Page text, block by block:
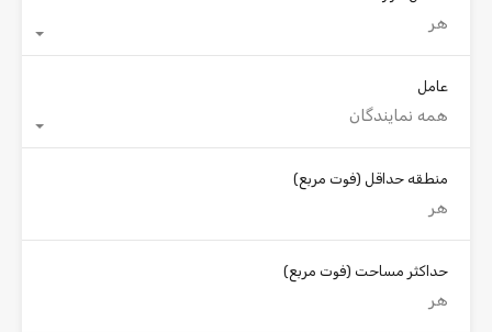
هر
عامل
همه نمایندگان
منطقه حداقل (فوت مربع)
حداکثر مساحت (فوت مربع)